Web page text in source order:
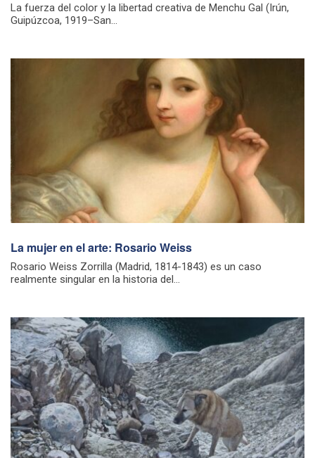
La fuerza del color y la libertad creativa de Menchu Gal (Irún,
Guipúzcoa, 1919–San...
La mujer en el arte: Rosario Weiss
Rosario Weiss Zorrilla (Madrid, 1814-1843) es un caso
realmente singular en la historia del...